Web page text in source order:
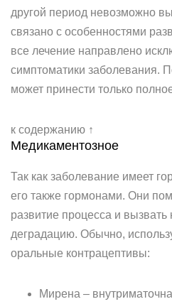
другой период невозможно
связано с особенностями
все лечение направлено
симптоматики заболевания.
может принести только
к содержанию ↑
Медикаментозное
Так как заболевание имеет
его также гормонами. Они
развитие процесса и вызвать
деградацию. Обычно,
оральные контрацептивы:
Мирена –